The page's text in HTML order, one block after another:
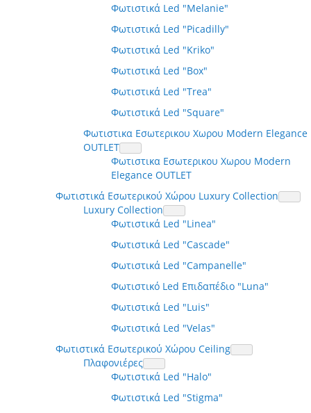
Φωτιστικά Led "Melanie"
Φωτιστικά Led "Picadilly"
Φωτιστικά Led "Kriko"
Φωτιστικά Led "Box"
Φωτιστικά Led "Trea"
Φωτιστικά Led "Square"
Φωτιστικα Εσωτερικου Χωρου Modern Elegance
OUTLET
Φωτιστικα Εσωτερικου Χωρου Modern
Elegance OUTLET
Φωτιστικά Εσωτερικού Χώρου Luxury Collection
Luxury Collection
Φωτιστικά Led "Linea"
Φωτιστικά Led "Cascade"
Φωτιστικά Led "Campanelle"
Φωτιστικό Led Επιδαπέδιο "Luna"
Φωτιστικά Led "Luis"
Φωτιστικά Led "Velas"
Φωτιστικά Εσωτερικού Χώρου Ceiling
Πλαφονιέρες
Φωτιστικά Led "Halo"
Φωτιστικά Led "Stigma"